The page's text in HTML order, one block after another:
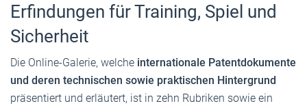
Erfindungen für Training, Spiel und
Sicherheit
Die Online-Galerie, welche internationale Patentdokumente
und deren technischen sowie praktischen Hintergrund
präsentiert und erläutert, ist in zehn Rubriken sowie ein